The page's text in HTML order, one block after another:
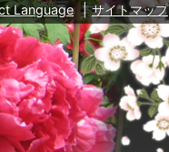
Language | サイトマップ